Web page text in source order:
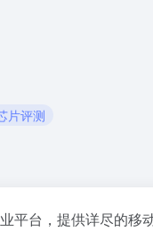
片评测
平台，提供详尽的移